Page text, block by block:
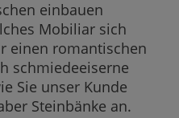
einbauen
Mobiliar sich
einen romantischen
schmiedeeiserne
Sie unser Kunde
Steinbänke an.